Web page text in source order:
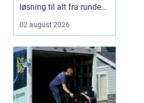
løsning til alt fra runde
konfirmationer til
Mange vælger en mobil
pølsevogn, fordi den
skaber en hyggelig
stemning, ...
02 august 2026